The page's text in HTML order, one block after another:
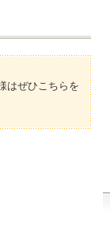
はぜひこちらを